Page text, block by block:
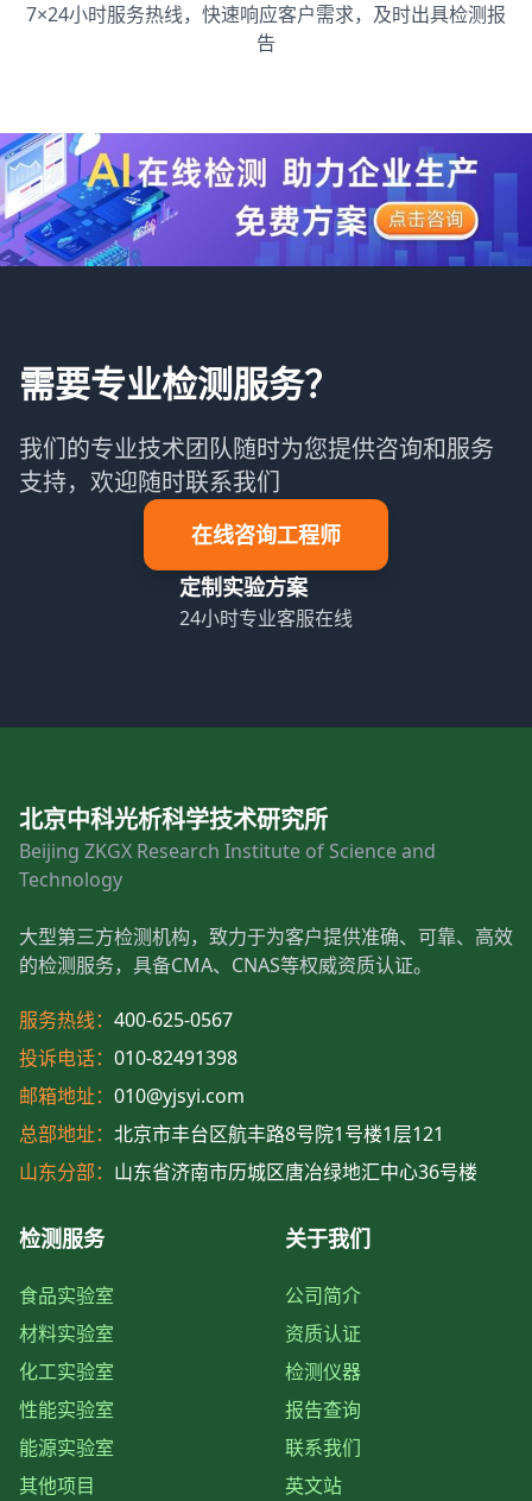
7×24小时服务热线，快速响应客户需求，及时出具检测报
告
需要专业检测服务？
我们的专业技术团队随时为您提供咨询和服务
支持，欢迎随时联系我们
在线咨询工程师
定制实验方案
24小时专业客服在线
北京中科光析科学技术研究所
Beijing ZKGX Research Institute of Science and
Technology
大型第三方检测机构，致力于为客户提供准确、可靠、高效
的检测服务，具备CMA、CNAS等权威资质认证。
服务热线： 400-625-0567
投诉电话： 010-82491398
邮箱地址： 010@yjsyi.com
总部地址： 北京市丰台区航丰路8号院1号楼1层121
山东分部： 山东省济南市历城区唐冶绿地汇中心36号楼
检测服务
食品实验室
材料实验室
化工实验室
性能实验室
能源实验室
其他项目
关于我们
公司简介
资质认证
检测仪器
报告查询
联系我们
英文站